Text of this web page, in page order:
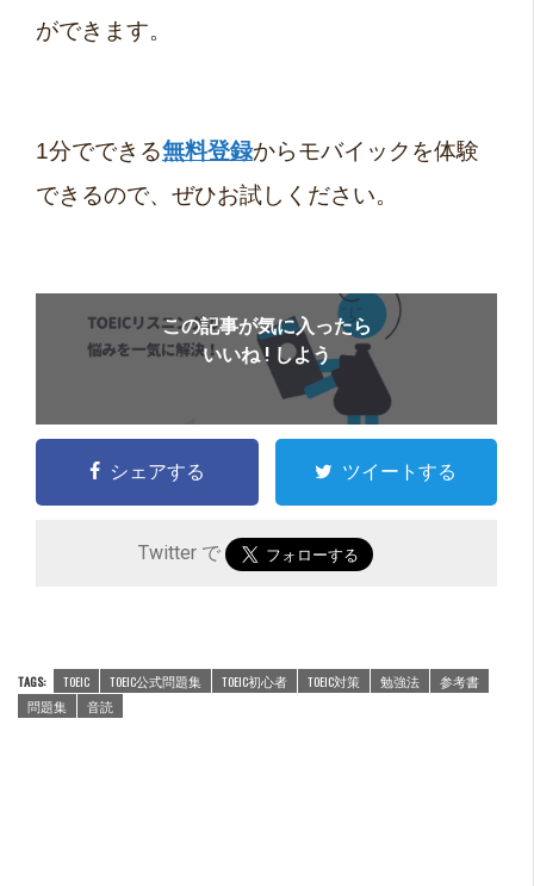
ができます。
1分でできる無料登録からモバイックを体験
できるので、ぜひお試しください。
この記事が気に入ったら
いいね ! しよう
シェアする ツイートする
Twitter で
TAGS: TOEIC TOEIC公式問題集 TOEIC初心者 TOEIC対策 勉強法
参考書
問題集
音読